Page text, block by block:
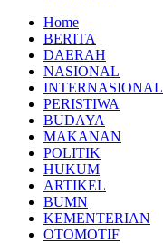
Home
BERITA
DAERAH
NASIONAL
INTERNASIONAL
PERISTIWA
BUDAYA
MAKANAN
POLITIK
HUKUM
ARTIKEL
BUMN
KEMENTERIAN
OTOMOTIF